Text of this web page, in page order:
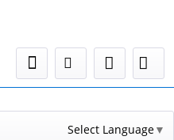
Select Language▼